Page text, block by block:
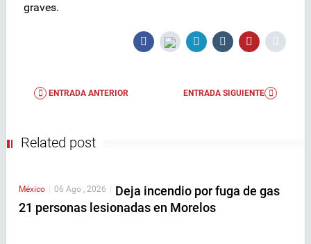
graves.
ENTRADA ANTERIOR ENTRADA SIGUIENTE
Related post
México 06 Ago , 2026
Deja incendio por fuga de gas
21 personas lesionadas en Morelos